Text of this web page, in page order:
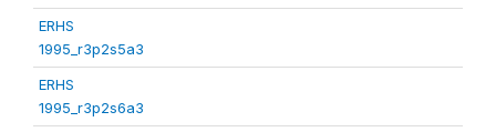
ERHS
1995_r3p2s5a3
ERHS
1995_r3p2s6a3